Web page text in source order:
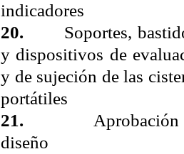
indicadores
20. Soportes,
y dispositivos de
y de sujeción de las
portátiles
21. Aprobación
diseño